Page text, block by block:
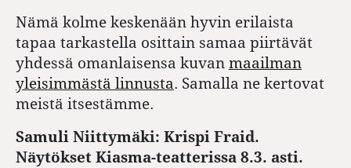
Nämä kolme keskenään hyvin erilaista
tapaa tarkastella osittain samaa piirtävät
yhdessä omanlaisensa kuvan maailman
yleisimmästä linnusta. Samalla ne kertovat
meistä itsestämme.
Samuli Niittymäki: Krispi Fraid.
Näytökset Kiasma-teatterissa 8.3. asti.